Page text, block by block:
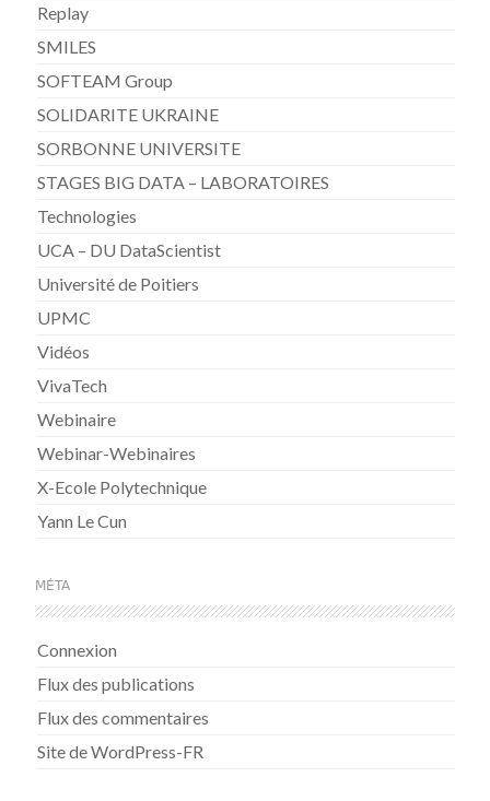
Replay
SMILES
SOFTEAM Group
SOLIDARITE UKRAINE
SORBONNE UNIVERSITE
STAGES BIG DATA – LABORATOIRES
Technologies
UCA – DU DataScientist
Université de Poitiers
UPMC
Vidéos
VivaTech
Webinaire
Webinar-Webinaires
X-Ecole Polytechnique
Yann Le Cun
MÉTA
Connexion
Flux des publications
Flux des commentaires
Site de WordPress-FR